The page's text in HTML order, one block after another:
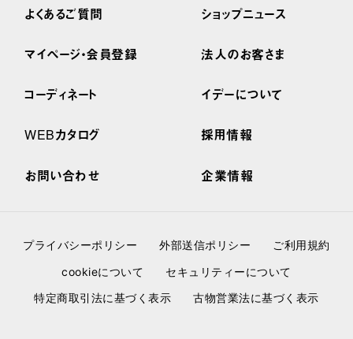
よくあるご質問
マイページ・会員登録
コーディネート
WEBカタログ
お問い合わせ
ショップニュース
法人のお客さま
イデーについて
採用情報
企業情報
プライバシーポリシー 外部送信ポリシー
ご利用規約
cookieについて
セキュリティーについて
特定商取引法に基づく表示
古物営業法に基づく表示